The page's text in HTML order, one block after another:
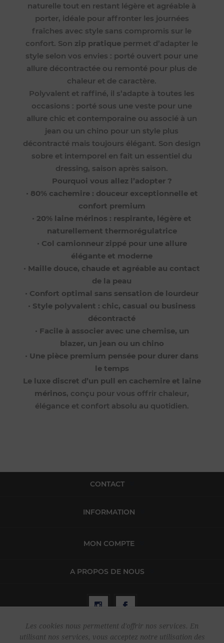
naturelle tout en restant légère et agréable à
porter, idéale pour affronter les journées
fraîches avec style sans compromis sur le
confort. Son zip pratique permet d’adapter le
style selon vos envies : porté ouvert pour une
allure décontractée ou remonté pour plus de
chaleur et de caractère.
Polyvalent et raffiné, il s’adapte à toutes les
occasions : porté sous une veste pour une
allure chic et contemporaine ou associé à un
jean ou un chino pour un style plus
décontracté mais toujours élégant. Son design
sobre et intemporel en fait un essentiel du
dressing, saison après saison.
Pourquoi vous allez l’adopter ?
• 80% cachemire : douceur exceptionnelle et
confort premium
• 20% laine mérinos : respirante, légère et
naturellement thermorégulatrice
• Col camionneur zippé pour une allure
élégante et moderne
• Maille douce, chaude et agréable au contact
de la peau
• Confort optimal sans sensation de lourdeur
• Style polyvalent : chic, casual ou business
décontracté
• Facile à associer avec une chemise, un
blazer, un jean ou un chino
• Une pièce premium pensée pour durer dans
le temps
Le luxe discret d’un pull en cachemire et laine
mérinos, conçu pour vous offrir chaleur,
élégance et confort absolu au quotidien.
CONTACT
INFORMATION
MON COMPTE
A PROPOS DE NOUS
Les cookies nous permettent d'offrir nos services. En
utilisant nos services, vous acceptez notre utilisation des